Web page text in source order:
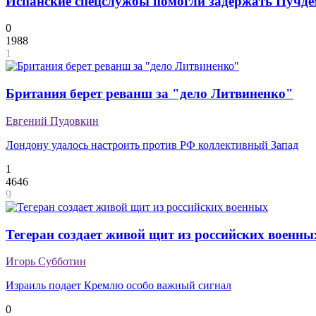
0
1988
1
Британия берет реванш за "дело Литвиненко"
Евгений Пудовкин
Лондону удалось настроить против РФ коллективный Запад
1
4646
9
Тегеран создает живой щит из российских
Игорь Субботин
Израиль подает Кремлю особо важный сигнал
0